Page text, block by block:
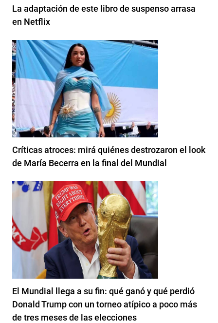
La adaptación de este libro de suspenso arrasa
en Netflix
Críticas atroces: mirá quiénes destrozaron el look
de María Becerra en la final del Mundial
El Mundial llega a su fin: qué ganó y qué perdió
Donald Trump con un torneo atípico a poco más
de tres meses de las elecciones